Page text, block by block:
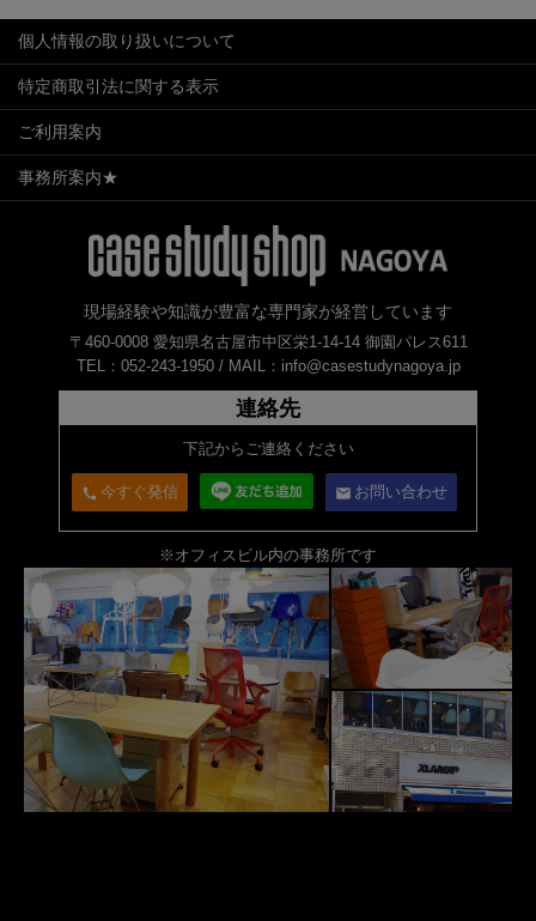
個人情報の取り扱いについて
特定商取引法に関する表示
ご利用案内
事務所案内★
現場経験や知識が豊富な専門家が経営しています
〒460-0008 愛知県名古屋市中区栄1-14-14 御園パレス611
TEL：052-243-1950 / MAIL：info@casestudynagoya.jp
連絡先
下記からご連絡ください
call 今すぐ発信 email お問い合わせ
※オフィスビル内の事務所です